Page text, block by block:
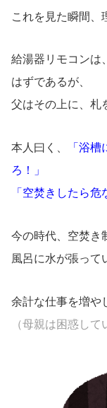
これを見た瞬間、
給湯器リモコンは
はずであるが、
父はその上に、札
本人曰く、
「浴
ろ！」
「空焚きしたら危
今の時代、空焚き
風呂に水が張って
余計な仕事を増や
（母親は困惑して